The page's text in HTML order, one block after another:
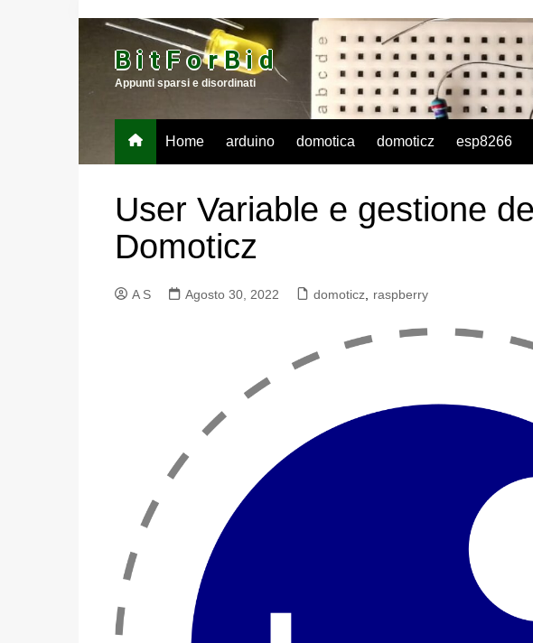
B i t F o r B i d
Appunti sparsi e disordinati
Home arduino domotica domoticz esp8266
User Variable e gestione
Domoticz
A S Agosto 30, 2022 domoticz raspberry